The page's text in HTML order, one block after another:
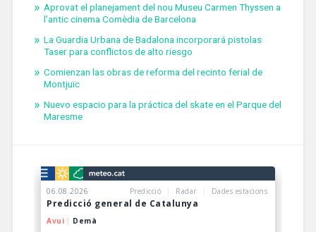
Aprovat el planejament del nou Museu Carmen Thyssen a
l’antic cinema Comèdia de Barcelona
La Guardia Urbana de Badalona incorporará pistolas
Taser para conflictos de alto riesgo
Comienzan las obras de reforma del recinto ferial de
Montjuïc
Nuevo espacio para la práctica del skate en el Parque del
Maresme